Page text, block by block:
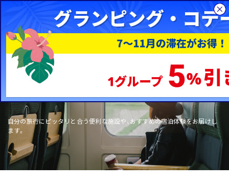
総合旅行サイトHIS
自分の旅行にピッタリと合う便利な施設や、おすすめの宿泊体験をお届けし
ます。